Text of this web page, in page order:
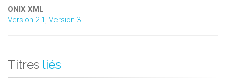
ONIX XML
Version 2.1 Version 3
Titres liés